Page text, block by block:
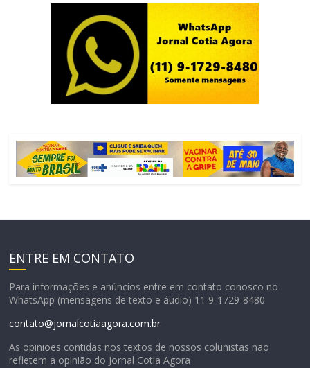
ENTRE EM CONTATO
Para informações e anúncios entre em contato conosco no
WhatsApp (mensagens de texto e áudio) 11 9-1729-8480
contato@jornalcotiaagora.com.br
As opiniões contidas nos textos de nossos colunistas não
refletem a opinião do Jornal Cotia Agora